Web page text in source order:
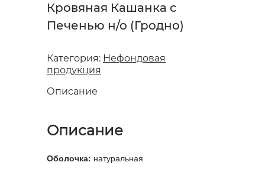
Кровяная Кашанка с
Печенью н/о (Гродно)
Категория: Нефондовая
продукция
Описание
Описание
Оболочка: натуральная